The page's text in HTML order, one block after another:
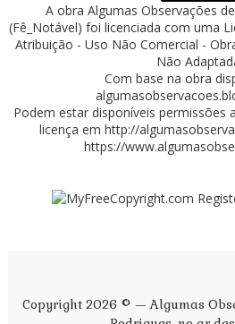
A obra Algumas Observações de
(Fê_Notável) foi licenciada com uma
Atribuição - Uso Não Comercial -
Não
Com base na obra
Podem estar disponíveis permissões
licença emhttp://
https://
Copyright 2026 © — Algumas